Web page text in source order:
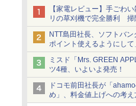
【家電レビュー】手ごわ
リの草刈機で完全勝利 掃
NTT島田社長、ソフトバ
ポイント使えるようにして
ミスド「Mrs. GREEN
ツ4種、いよいよ発売！
ドコモ前田社長が「
め」、料金値上げへの考え